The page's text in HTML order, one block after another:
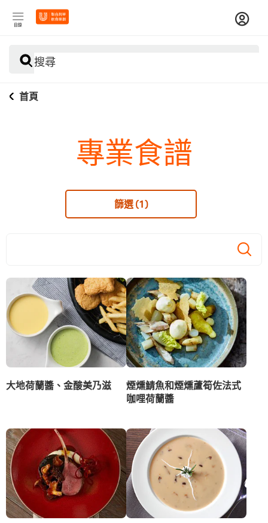
目錄
搜尋
首頁
專業食譜
篩選(1)
大地荷蘭醬、金酸美乃滋
煙燻鯖魚和煙燻蘆筍佐法式
咖哩荷蘭醬